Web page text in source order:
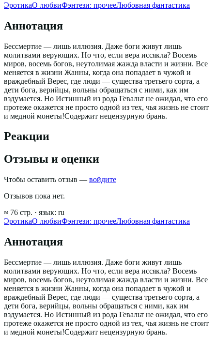
ЭротикаО любвиФэнтези: прочееЛюбовная фантастика
Аннотация
Бессмертие — лишь иллюзия. Даже боги живут лишь
молитвами верующих. Но что, если вера иссякла? Восемь
миров, восемь богов, неутолимая жажда власти и жизни. Все
меняется в жизни Жанны, когда она попадает в чужой и
враждебный Верес, где люди — существа третьего сорта, а
дети бога, верийцы, вольны обращаться с ними, как им
вздумается. Но Истинный из рода Гевальт не ожидал, что его
протеже окажется не просто одной из тех, чья жизнь не стоит
и медной монеты!Содержит нецензурную брань.
Реакции
Отзывы и оценки
Чтобы оставить отзыв — войдите
Отзывов пока нет.
≈ 76 стр. · язык: ru
ЭротикаО любвиФэнтези: прочееЛюбовная фантастика
Аннотация
Бессмертие — лишь иллюзия. Даже боги живут лишь
молитвами верующих. Но что, если вера иссякла? Восемь
миров, восемь богов, неутолимая жажда власти и жизни. Все
меняется в жизни Жанны, когда она попадает в чужой и
враждебный Верес, где люди — существа третьего сорта, а
дети бога, верийцы, вольны обращаться с ними, как им
вздумается. Но Истинный из рода Гевальт не ожидал, что его
протеже окажется не просто одной из тех, чья жизнь не стоит
и медной монеты!Содержит нецензурную брань.